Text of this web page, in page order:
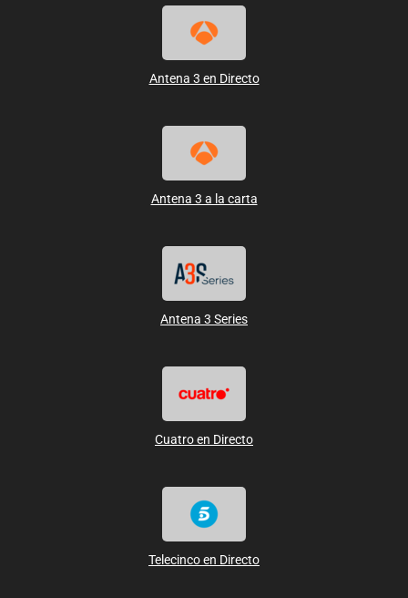
Antena 3 en Directo
Antena 3 a la carta
Antena 3 Series
Cuatro en Directo
Telecinco en Directo